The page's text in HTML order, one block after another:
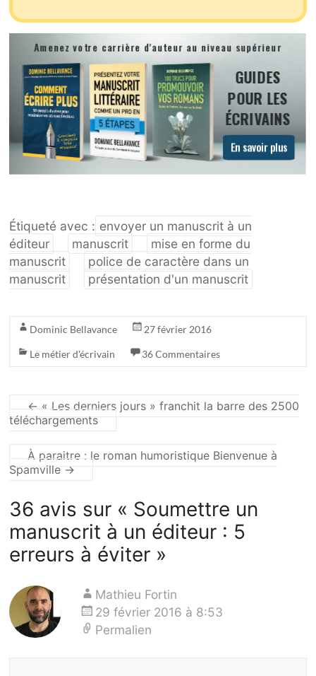
Étiqueté avec : envoyer un manuscrit à un
éditeur
manuscrit
mise en forme du
manuscrit
police de caractère dans un
manuscrit
présentation d'un manuscrit
Dominic Bellavance 27 février 2016
Le métier d'écrivain 36 Commentaires
← « Les derniers jours » franchit la barre des 2500
téléchargements
À paraitre : le roman humoristique Bienvenue à
Spamville →
36 avis sur « Soumettre un
manuscrit à un éditeur : 5
erreurs à éviter »
Mathieu Fortin
29 février 2016 à 8:53
Permalien